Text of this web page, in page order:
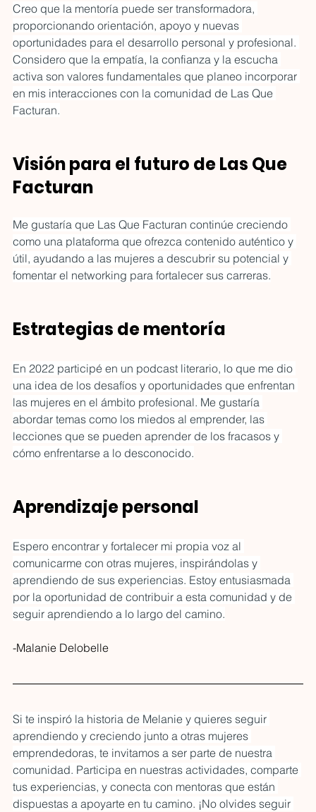
Creo que la mentoría puede ser transformadora,
proporcionando orientación, apoyo y nuevas
oportunidades para el desarrollo personal y profesional.
Considero que la empatía, la confianza y la escucha
activa son valores fundamentales que planeo incorporar
en mis interacciones con la comunidad de Las Que
Facturan.
Visión para el futuro de Las Que
Facturan
Me gustaría que Las Que Facturan continúe creciendo
como una plataforma que ofrezca contenido auténtico y
útil, ayudando a las mujeres a descubrir su potencial y
fomentar el networking para fortalecer sus carreras.
Estrategias de mentoría
En 2022 participé en un podcast literario, lo que me dio
una idea de los desafíos y oportunidades que enfrentan
las mujeres en el ámbito profesional. Me gustaría
abordar temas como los miedos al emprender, las
lecciones que se pueden aprender de los fracasos y
cómo enfrentarse a lo desconocido.
Aprendizaje personal
Espero encontrar y fortalecer mi propia voz al
comunicarme con otras mujeres, inspirándolas y
aprendiendo de sus experiencias. Estoy entusiasmada
por la oportunidad de contribuir a esta comunidad y de
seguir aprendiendo a lo largo del camino.
-Malanie Delobelle
Si te inspiró la historia de Melanie y quieres seguir
aprendiendo y creciendo junto a otras mujeres
emprendedoras, te invitamos a ser parte de nuestra
comunidad. Participa en nuestras actividades, comparte
tus experiencias, y conecta con mentoras que están
dispuestas a apoyarte en tu camino. ¡No olvides seguir